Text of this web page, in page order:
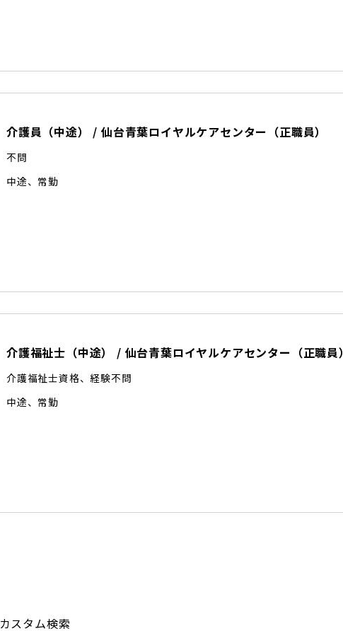
介護員（中途） /仙台青葉ロイヤルケアセンター （正職員）
不問
中途、 常勤
介護福祉士（中途） / 仙台青葉ロイヤルケアセンター （正職員）
介護福祉士資格、経験不問
中途、 常勤
カスタム検索